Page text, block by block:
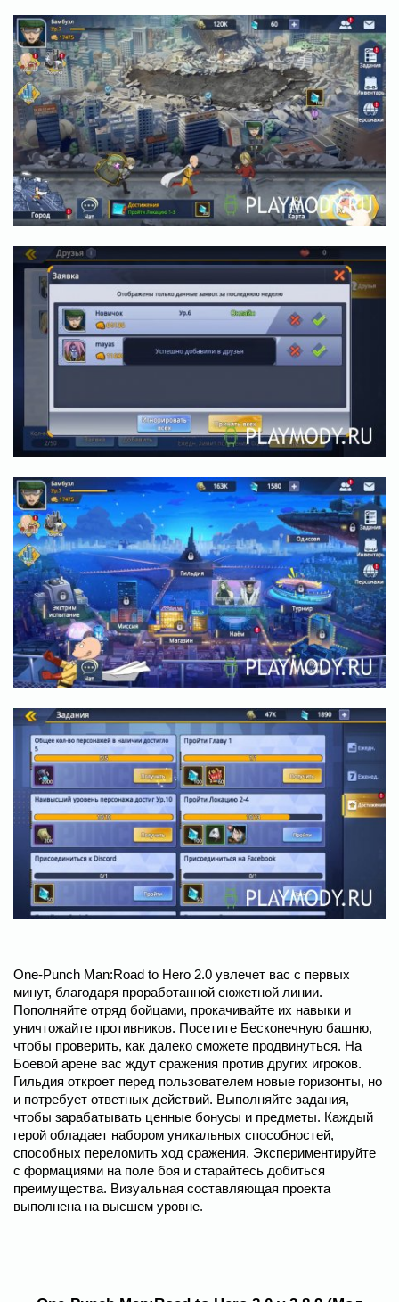
One-Punch Man:Road to Hero 2.0 увлечет вас с первых
минут, благодаря проработанной сюжетной линии.
Пополняйте отряд бойцами, прокачивайте их навыки и
уничтожайте противников. Посетите Бесконечную башню,
чтобы проверить, как далеко сможете продвинуться. На
Боевой арене вас ждут сражения против других игроков.
Гильдия откроет перед пользователем новые горизонты, но
и потребует ответных действий. Выполняйте задания,
чтобы зарабатывать ценные бонусы и предметы. Каждый
герой обладает набором уникальных способностей,
способных переломить ход сражения. Экспериментируйте
с формациями на поле боя и старайтесь добиться
преимущества. Визуальная составляющая проекта
выполнена на высшем уровне.